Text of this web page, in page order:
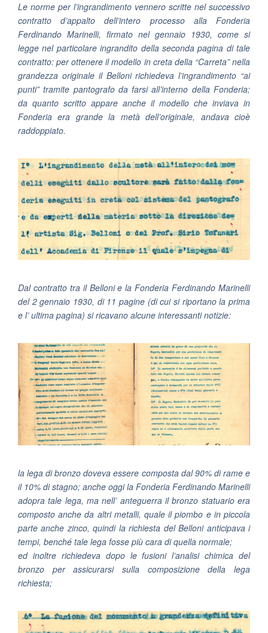
Le norme per l’ingrandimento vennero scritte nel successivo
contratto d’appalto dell’intero processo alla Fonderia
Ferdinando Marinelli, firmato nel gennaio 1930, come si
legge nel particolare ingrandito della seconda pagina di tale
contratto: per ottenere il modello in creta della “Carreta” nella
grandezza originale il Belloni richiedeva l’ingrandimento “ai
punti” tramite pantografo da farsi all’interno della Fonderia;
da quanto scritto appare anche il modello che inviava in
Fonderia era grande la metà dell’originale, andava cioè
raddoppiato.
Dal contratto tra il Belloni e la Fonderia Ferdinando Marinelli
del 2 gennaio 1930, di 11 pagine (di cui si riportano la prima
e l’ ultima pagina) si ricavano alcune interessanti notizie:
la lega di bronzo doveva essere composta dal 90% di rame e
il 10% di stagno; anche oggi la Fonderia Ferdinando Marinelli
adopra tale lega, ma nell’ anteguerra il bronzo statuario era
composto anche da altri metalli, quale il piombo e in piccola
parte anche zinco, quindi la richiesta del Belloni anticipava i
tempi, benché tale lega fosse più cara di quella normale;
ed inoltre richiedeva dopo le fusioni l’analisi chimica del
bronzo per assicurarsi sulla composizione della lega
richiesta;